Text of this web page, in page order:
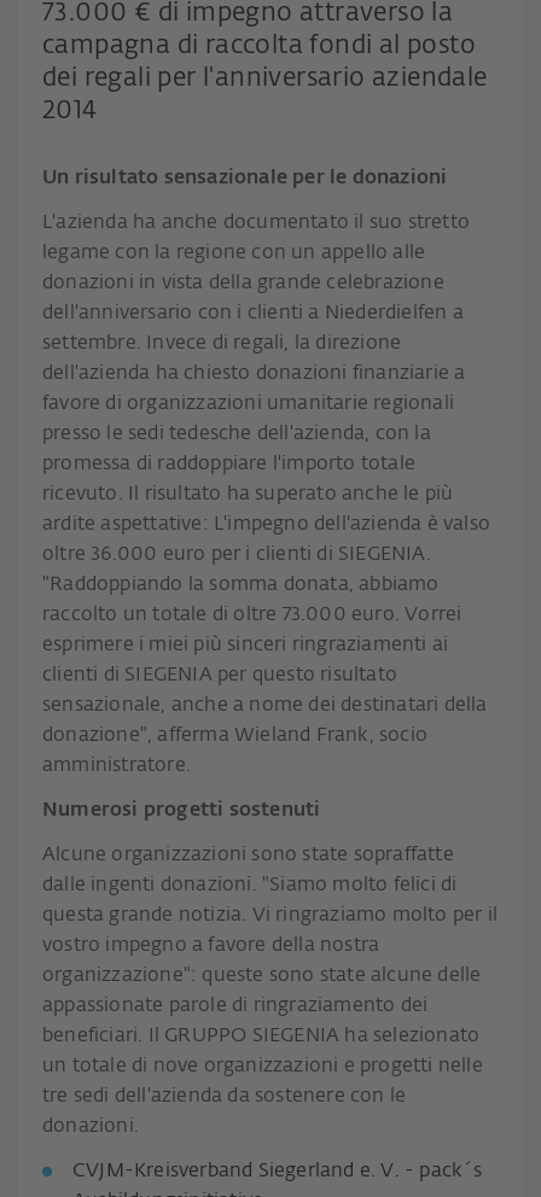
73.000 € di impegno attraverso la
campagna di raccolta fondi al posto
dei regali per l'anniversario aziendale
2014
Un risultato sensazionale per le donazioni
L'azienda ha anche documentato il suo stretto
legame con la regione con un appello alle
donazioni in vista della grande celebrazione
dell'anniversario con i clienti a Niederdielfen a
settembre. Invece di regali, la direzione
dell'azienda ha chiesto donazioni finanziarie a
favore di organizzazioni umanitarie regionali
presso le sedi tedesche dell'azienda, con la
promessa di raddoppiare l'importo totale
ricevuto. Il risultato ha superato anche le più
ardite aspettative: L'impegno dell'azienda è valso
oltre 36.000 euro per i clienti di SIEGENIA.
"Raddoppiando la somma donata, abbiamo
raccolto un totale di oltre 73.000 euro. Vorrei
esprimere i miei più sinceri ringraziamenti ai
clienti di SIEGENIA per questo risultato
sensazionale, anche a nome dei destinatari della
donazione", afferma Wieland Frank, socio
amministratore.
Numerosi progetti sostenuti
Alcune organizzazioni sono state sopraffatte
dalle ingenti donazioni. "Siamo molto felici di
questa grande notizia. Vi ringraziamo molto per il
vostro impegno a favore della nostra
organizzazione": queste sono state alcune delle
appassionate parole di ringraziamento dei
beneficiari. Il GRUPPO SIEGENIA ha selezionato
un totale di nove organizzazioni e progetti nelle
tre sedi dell'azienda da sostenere con le
donazioni.
CVJM-Kreisverband Siegerland e. V. - pack´s